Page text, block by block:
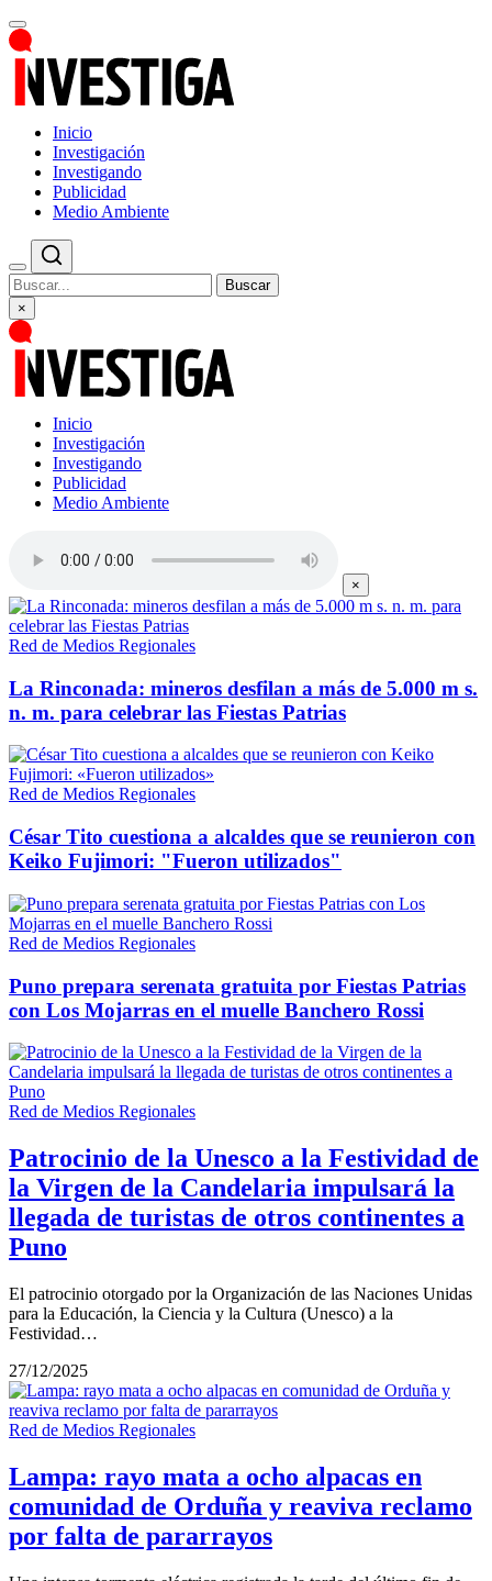
Inicio
Investigación
Investigando
Publicidad
Medio Ambiente
Buscar
×
Inicio
Investigación
Investigando
Publicidad
Medio Ambiente
×
Red de Medios Regionales
La Rinconada: mineros desfilan a más de 5.000 m s.
n. m. para celebrar las Fiestas Patrias
Red de Medios Regionales
César Tito cuestiona a alcaldes que se reunieron con
Keiko Fujimori: "Fueron utilizados"
Red de Medios Regionales
Puno prepara serenata gratuita por Fiestas Patrias
con Los Mojarras en el muelle Banchero Rossi
Red de Medios Regionales
Patrocinio de la Unesco a la Festividad de
la Virgen de la Candelaria impulsará la
llegada de turistas de otros continentes a
Puno
El patrocinio otorgado por la Organización de las Naciones Unidas
para la Educación, la Ciencia y la Cultura (Unesco) a la
Festividad…
27/12/2025
Red de Medios Regionales
Lampa: rayo mata a ocho alpacas en
comunidad de Orduña y reaviva reclamo
por falta de pararrayos